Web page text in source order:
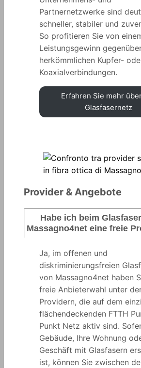
Partnernetzwerke sind
schneller, stabiler und
So profitieren Sie von
Leistungsgewinn
herkömmlichen Kupfer-
Koaxialverbindungen.
Erfahren Sie mehr
Glasfasernetz
Provider & Angebote
Habe ich beim
Massagno4net eine freie
Ja, im offenen und
diskriminierungsfreien
von Massagno4net haben
freie Anbieterwahl unter
Providern, die auf dem
flächendeckenden FTTH
Punkt Netz aktiv sind.
Gebäude, Ihre Wohnung
Geschäft mit Glasfasern
ist, können Sie zwischen